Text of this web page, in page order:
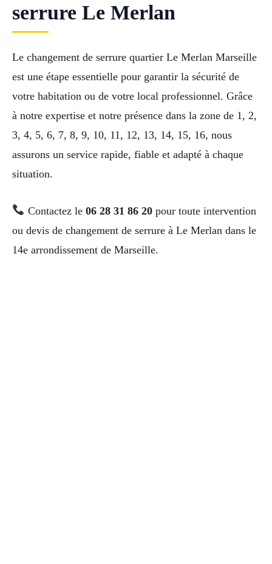
serrure Le Merlan
Le changement de serrure quartier Le Merlan Marseille
est une étape essentielle pour garantir la sécurité de
votre habitation ou de votre local professionnel. Grâce
à notre expertise et notre présence dans la zone de 1, 2,
3, 4, 5, 6, 7, 8, 9, 10, 11, 12, 13, 14, 15, 16, nous
assurons un service rapide, fiable et adapté à chaque
situation.
Contactez le 06 28 31 86 20pour toute intervention
ou devis de changement de serrure à Le Merlan dans le
14e arrondissement de Marseille.